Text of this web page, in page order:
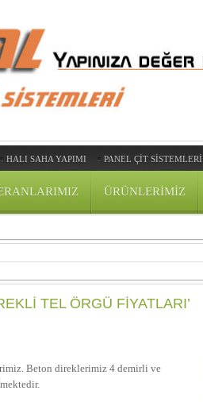
HALI SAHA YAPIMI PANEL ÇIT SISTEMLERI
ÜRÜNLERIMIZ
TEL ÖRGÜ FIYATLARI’
Beton direklerimiz 4 demirli ve